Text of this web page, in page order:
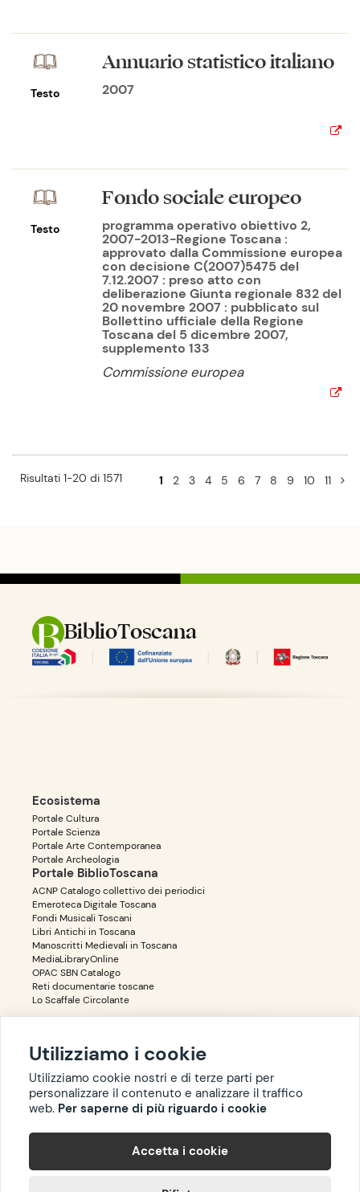
Testo
Annuario statistico italiano
2007
Testo
Fondo sociale europeo
programma operativo obiettivo 2,
2007-2013-Regione Toscana :
approvato dalla Commissione europea
con decisione C(2007)5475 del
7.12.2007 : preso atto con
deliberazione Giunta regionale 832 del
20 novembre 2007 : pubblicato sul
Bollettino ufficiale della Regione
Toscana del 5 dicembre 2007,
supplemento 133
Commissione europea
Risultati 1-20 di 1571 1 2 3 4 5 6 7 8 9 10 11
BiblioToscana
Ecosistema
Portale Cultura
Portale Scienza
Portale Arte Contemporanea
Portale Archeologia
Portale BiblioToscana
ACNP Catalogo collettivo dei periodici
Emeroteca Digitale Toscana
Fondi Musicali Toscani
Libri Antichi in Toscana
Manoscritti Medievali in Toscana
MediaLibraryOnline
OPAC SBN Catalogo
Reti documentarie toscane
Lo Scaffale Circolante
Accessibilità Privacy
BIBLIOTOSCANA: tutti i diritti riservati quanto ai dati
Utilizziamo i cookie
Utilizziamo cookie nostri e di terze parti per
personalizzare il contenuto e analizzare il traffico
web. Per saperne di più riguardo i cookie
Accetta i cookie